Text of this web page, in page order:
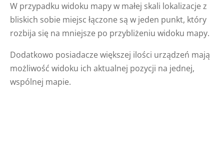
W przypadku widoku mapy w małej skali lokalizacje z
bliskich sobie miejsc łączone są w jeden punkt, który
rozbija się na mniejsze po przybliżeniu widoku mapy.
Dodatkowo posiadacze większej ilości urządzeń mają
możliwość widoku ich aktualnej pozycji na jednej,
wspólnej mapie.